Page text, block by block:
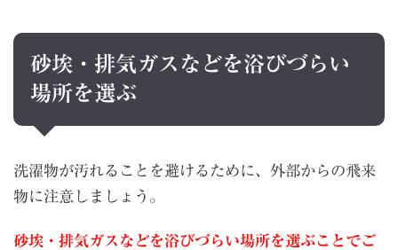
砂埃・排気ガスなどを浴びづらい
場所を選ぶ
洗濯物が汚れることを避けるために、外部からの飛来
物に注意しましょう。
砂埃・排気ガスなどを浴びづらい場所を選ぶことでご